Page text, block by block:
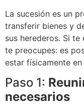
La sucesión es un
transferir bienes y
sus herederos. Si
te preocupes: es
estar físicamente
Paso 1:
necesarios